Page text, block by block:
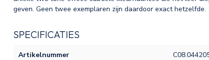
geven. Geen twee exemplaren zijn daardoor exact hetzelfde.
SPECIFICATIES
Artikelnummer